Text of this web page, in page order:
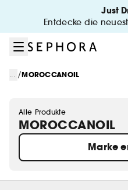
Just
Entdecke die
... /MOROCCANOIL
Alle Produkte
MOROCCANOIL
Marke